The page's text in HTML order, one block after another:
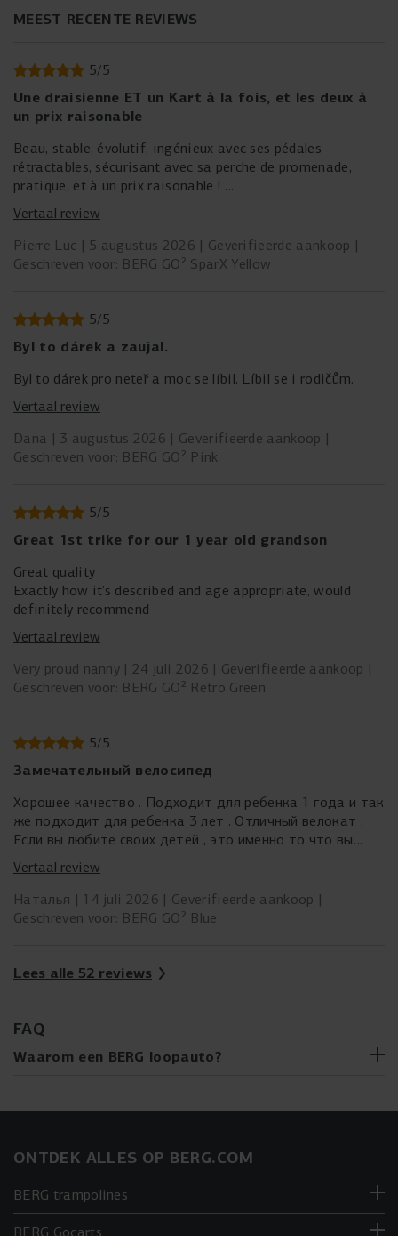
MEEST RECENTE REVIEWS
5/5
Une draisienne ET un Kart à la fois, et les deux à
un prix raisonable
Beau, stable, évolutif, ingénieux avec ses pédales
rétractables, sécurisant avec sa perche de promenade,
pratique, et à un prix raisonable !
Belle qualité.
Livraison très rapide.
Vertaal review
Pierre Luc
5 augustus 2026
Geverifieerde aankoop
Geschreven voor: BERG GO² SparX Yellow
5/5
Byl to dárek a zaujal.
Byl to dárek pro neteř a moc se líbil. Líbil se i rodičům.
Vertaal review
Dana
3 augustus 2026
Geverifieerde aankoop
Geschreven voor: BERG GO² Pink
5/5
Great 1st trike for our 1 year old grandson
Great quality
Exactly how it’s described and age appropriate, would
definitely recommend
Vertaal review
Very proud nanny
24 juli 2026
Geverifieerde aankoop
Geschreven voor: BERG GO² Retro Green
5/5
Замечательный велосипед
Хорошее качество . Подходит для ребенка 1 года и так
же подходит для ребенка 3 лет . Отличный велокат .
Если вы любите своих детей , это именно то что вы
ищите
Vertaal review
Наталья
14 juli 2026
Geverifieerde aankoop
Geschreven voor: BERG GO² Blue
Lees alle 52 reviews
FAQ
Waarom een BERG loopauto?
ondersteunen de motorische ontwikkeling, hand-oog
Innovatief ontwerp: De BERG GO² biedt een 2-in-1
een loop- als trapauto kan worden gebruikt.
Duurzaamheid:Gemaakt van licht en duurzaam hard
ONTDEK ALLES OP BERG.COM
BERG trampolines
BERG Gocarts